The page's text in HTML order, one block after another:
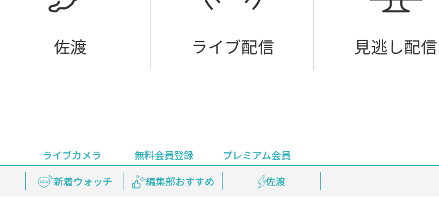
佐渡 ライブ配信 見逃し配信
新着ウォッチ 編集部おすすめ 佐渡
天気 上越妙高百景 鉄道情報
ライブカメラ 無料会員登録
プレミアム会員
見逃し配信 プレミアム会員登録